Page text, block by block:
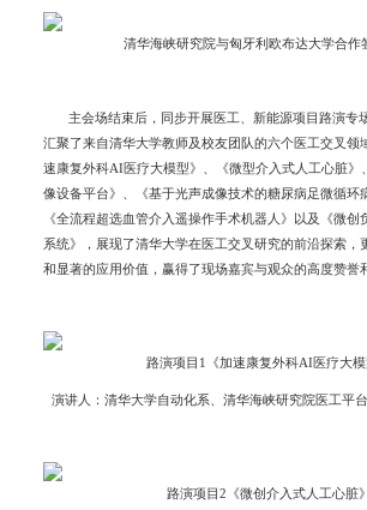
清华海峡研究院与匈牙利欧布达大学合作
主会场结束后，同步开展医工、新能源项目路演专
汇聚了来自清华大学教师及校友团队的六个医工交叉领
速康复外科AI医疗大模型》、《微型介入式人工心脏》
像设备平台》、《基于光声成像技术的糖尿病足微循环
《全流程超选血管介入遥操作手术机器人》以及《微创
系统》，展现了清华大学在医工交叉研究的前沿探索，
和显著的应用价值，赢得了现场嘉宾与观众的高度赞誉
路演项目1《加速康复外科AI医疗大模
演讲人：清华大学自动化系、清华海峡研究院医工平
路演项目2《微创介入式人工心脏》